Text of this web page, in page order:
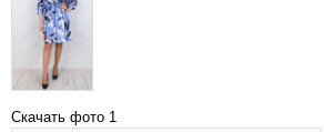
Скачать фото 1